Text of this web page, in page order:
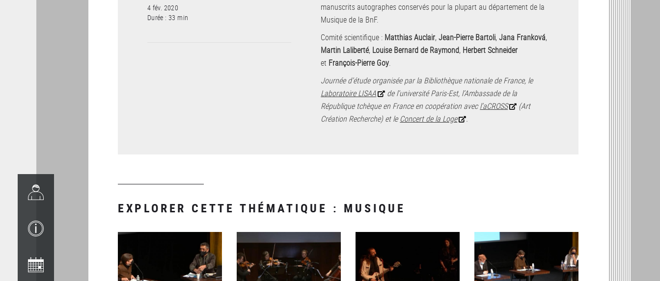
4 fév. 2020
Durée : 33 min
manuscrits autographes conservés pour la plupart au département de la
Musique de la BnF.
Comité scientifique : Matthias Auclair,Jean-Pierre Bartoli,Jana Franková,
Martin Laliberté, Louise Bernard de Raymond, Herbert Schneider
et François-Pierre Goy.
Journée d’étude organisée par la Bibliothèque nationale de France, le
Laboratoire LISAA
de l’université Paris-Est, l’Ambassade de la
République tchèque en France en coopération avecl’aCROSS
(Art
Création Recherche) et le Concert de la Loge .
EXPLORER CETTE THÉMATIQUE : MUSIQUE